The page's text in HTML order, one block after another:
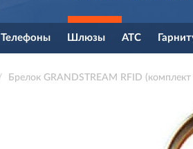
Телефоны Шлюзы АТС
Брелок GRANDSTREAM RFID